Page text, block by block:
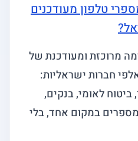
טלפון מעודכנים
מרוכזת ומעודכנת של
חברות ישראליות:
לאומי, בנקים,
במקום אחד, בלי